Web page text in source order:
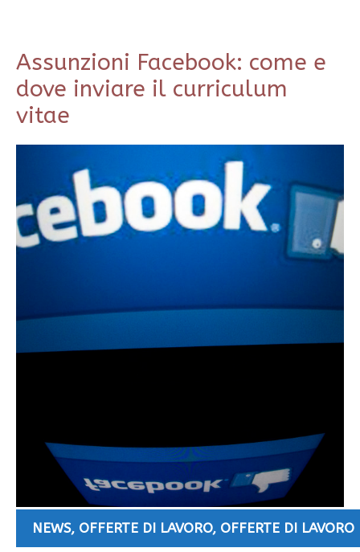
Assunzioni Facebook: come e
dove inviare il curriculum
vitae
NEWS, OFFERTE DI LAVORO, OFFERTE DI